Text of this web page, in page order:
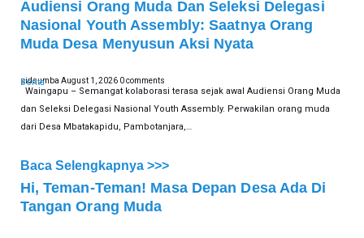
Audiensi Orang Muda Dan Seleksi Delegasi
Nasional Youth Assembly: Saatnya Orang
Muda Desa Menyusun Aksi Nyata
sidsumba August 1, 2026 0 comments
Berita
Waingapu – Semangat kolaborasi terasa sejak awal Audiensi Orang Muda
dan Seleksi Delegasi Nasional Youth Assembly. Perwakilan orang muda
dari Desa Mbatakapidu, Pambotanjara,…
Baca Selengkapnya >>>
Hi, Teman-Teman! Masa Depan Desa Ada Di
Tangan Orang Muda